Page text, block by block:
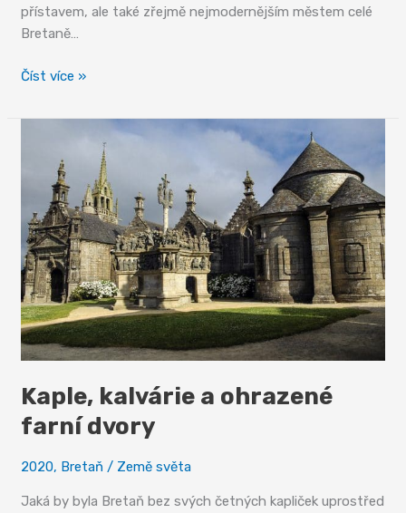
přístavem, ale také zřejmě nejmodernějším městem celé
Bretaně…
Brest
město
Číst více »
Kaple, kalvárie a ohrazené
farní dvory
2020, Bretaň / Země světa
Jaká by byla Bretaň bez svých četných kapliček uprostřed